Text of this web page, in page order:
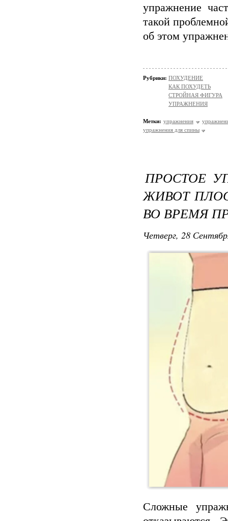
упражнение
такой
об этом
Рубрики: ПОХУДЕНИЕ
КАК ПОХУДЕТЬ
СТРОЙНАЯ ФИГУРА
УПРАЖНЕНИЯ
Метки: упражнения
упражнения для спины
ПРОСТОЕ
ЖИВОТ
ВО ВРЕМЯ
Четверг, 28
Сложные